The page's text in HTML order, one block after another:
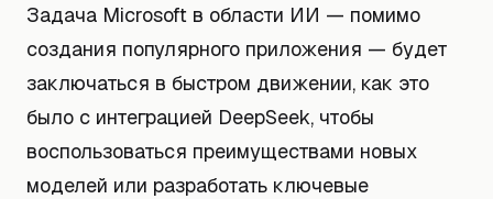
Задача Microsoft в области ИИ — помимо
создания популярного приложения — будет
заключаться в быстром движении, как это
было с интеграцией DeepSeek, чтобы
воспользоваться преимуществами новых
моделей или разработать ключевые